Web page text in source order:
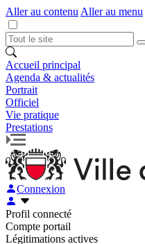
Aller au contenu Aller au menu
Accueil principal
Agenda & actualités
Portrait
Officiel
Vie pratique
Prestations
Connexion
Profil connecté
Compte portail
Légitimations actives